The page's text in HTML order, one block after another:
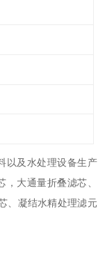
以及水处理设备生产
大通量折叠滤芯、
、凝结水精处理滤元